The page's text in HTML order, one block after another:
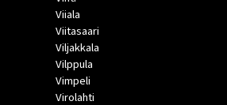
Viiala
Viitasaari
Viljakkala
Vilppula
Vimpeli
Virolahti